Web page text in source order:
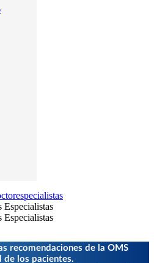
recomendaciones de la OMS
los pacientes.